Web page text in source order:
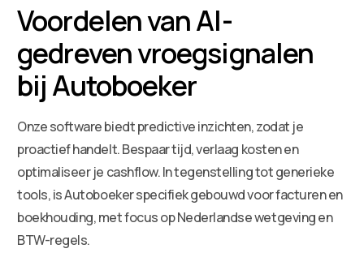
Voordelen van AI-
gedreven vroegsignalen
bij Autoboeker
Onze software biedt predictive inzichten, zodat je
proactief handelt. Bespaar tijd, verlaag kosten en
optimaliseer je cashflow. In tegenstelling tot generieke
tools, is Autoboeker specifiek gebouwd voor facturen en
boekhouding, met focus op Nederlandse wetgeving en
BTW-regels.